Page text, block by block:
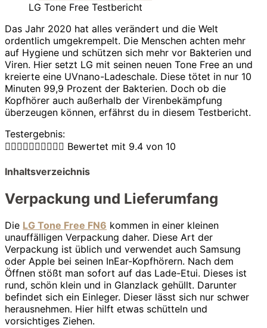
LG Tone Free Testbericht
Das Jahr 2020 hat alles verändert und die Welt
ordentlich umgekrempelt. Die Menschen achten mehr
auf Hygiene und schützen sich mehr vor Bakterien und
Viren. Hier setzt LG mit seinen neuen Tone Free an und
kreierte eine UVnano-Ladeschale. Diese tötet in nur 10
Minuten 99,9 Prozent der Bakterien. Doch ob die
Kopfhörer auch außerhalb der Virenbekämpfung
überzeugen können, erfährst du in diesem Testbericht.
Testergebnis:
 Bewertet mit 9.4 von 10
Inhaltsverzeichnis
Verpackung und Lieferumfang
Die LG Tone Free FN6 kommen in einer kleinen
unauffälligen Verpackung daher. Diese Art der
Verpackung ist üblich und verwendet auch Samsung
oder Apple bei seinen InEar-Kopfhörern. Nach dem
Öffnen stößt man sofort auf das Lade-Etui. Dieses ist
rund, schön klein und in Glanzlack gehüllt. Darunter
befindet sich ein Einleger. Dieser lässt sich nur schwer
herausnehmen. Hier hilft etwas schütteln und
vorsichtiges Ziehen.